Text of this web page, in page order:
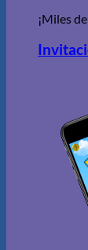
¡Miles